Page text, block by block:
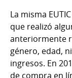
La misma
que realizó
anteriormente
género, edad,
ingresos. En
de compra en